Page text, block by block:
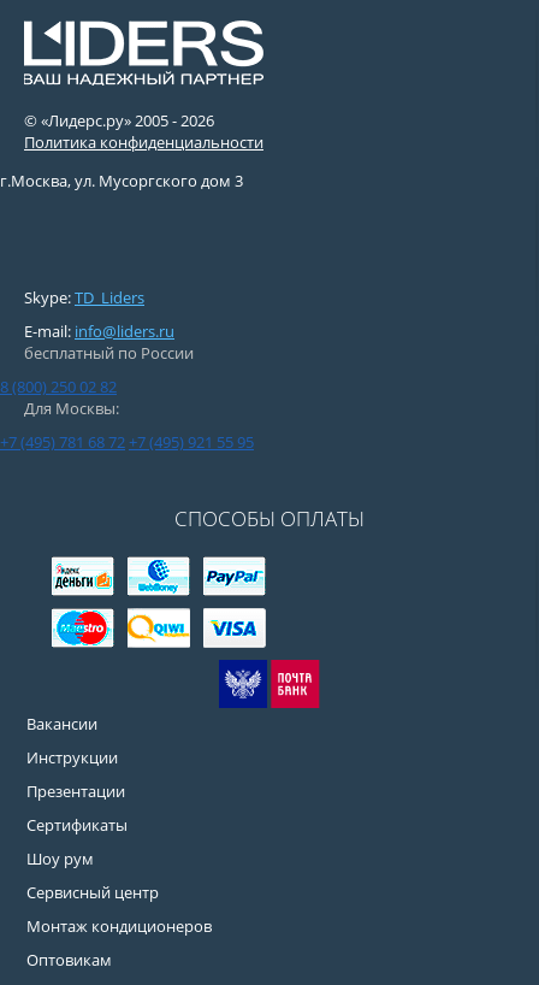
© «Лидерс.ру» 2005 -2026
Политика конфиденциальности
г.Москва, ул. Мусоргского дом 3
Skype:TD_Liders
E-mail: info@liders.ru
бесплатный по России
8 (800) 250 02 82
Для Москвы:
+7 (495) 781 68 72+7 (495) 921 55 95
СПОСОБЫ ОПЛАТЫ
Вакансии
Инструкции
Презентации
Сертификаты
Шоу рум
Сервисный центр
Монтаж кондиционеров
Оптовикам